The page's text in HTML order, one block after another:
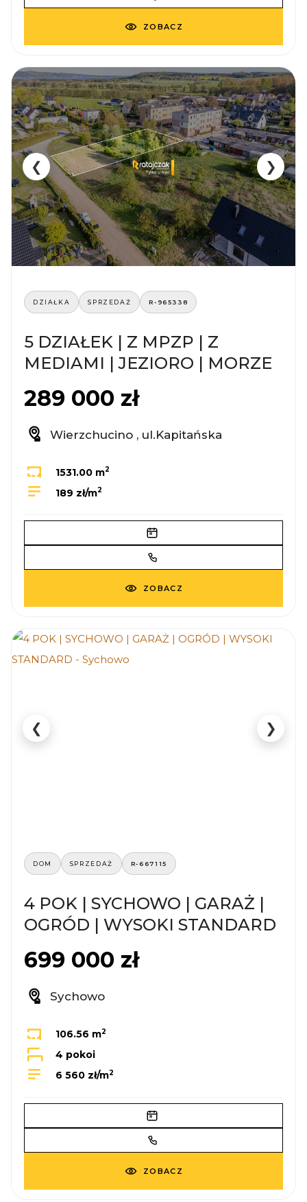
ZOBACZ
❮ ❯
DZIAŁKA SPRZEDAŻ R-965338
5 DZIAŁEK | Z MPZP | Z
MEDIAMI | JEZIORO | MORZE
289 000 zł
Wierzchucino , ul.Kapitańska
1531.00 m2
189 zł/m2
ZOBACZ
❮ ❯
DOM SPRZEDAŻ R-667115
4 POK | SYCHOWO | GARAŻ |
OGRÓD | WYSOKI STANDARD
699 000 zł
Sychowo
106.56 m2
4 pokoi
6 560 zł/m2
ZOBACZ